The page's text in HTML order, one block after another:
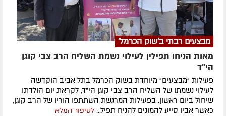
מבצעים רבתי ב'שוק הכרמל'
מאות הניחו תפילין לעילוי נשמת השליח הרב צבי קוגן
הי”ד
פעילות "מבצעים" מיוחדת בשוק הכרמל בתל אביב הוקדשה
לעילוי נשמתו של השליח הרב צבי קוגן הי"ד, לקראת יום הולדתו
שיחול ביום ראשון. בפעילות המרגשת השתתפו הוריו של הרב קוגן,
כאשר אביו סייע להמונים להניח תפיל... לסיפור המלא